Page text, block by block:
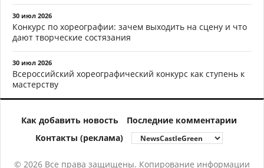
30 июл 2026
Конкурс по хореографии: зачем выходить на сцену и что
дают творческие состязания
30 июл 2026
Всероссийский хореографический конкурс как ступень к
мастерству
Как добавить новость
Последние комментарии
Контакты (реклама)
© 2026 Все права защищены. Копирование информации